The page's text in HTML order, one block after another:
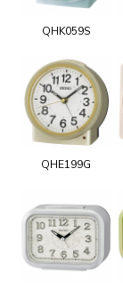
QHK059S
QHE199G